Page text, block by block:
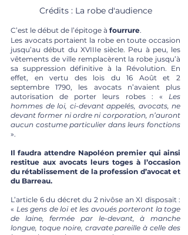
Crédits : La robe d'audience
C’est le début de l’épitoge à fourrure.
Les avocats portaient la robe en toute occasion
jusqu’au début du XVIIIe siècle. Peu à peu, les
vêtements de ville remplacèrent la robe jusqu’à
sa suppression définitive à la Révolution. En
effet, en vertu des lois du 16 Août et 2
septembre 1790, les avocats n’avaient plus
autorisation de porter leurs robes : « Les
hommes de loi, ci-devant appelés, avocats, ne
devant former ni ordre ni corporation, n’auront
».
Il faudra attendre Napoléon premier qui ainsi
restitue aux avocats leurs toges à l’occasion
du rétablissement de la profession d’avocat et
du Barreau.
L’article 6 du décret du 2 nivôse an XI disposait :
« Les gens de loi et les avoués porteront la toge
de laine, fermée par le-devant, à manche
longue, toque noire, cravate pareille à celle des